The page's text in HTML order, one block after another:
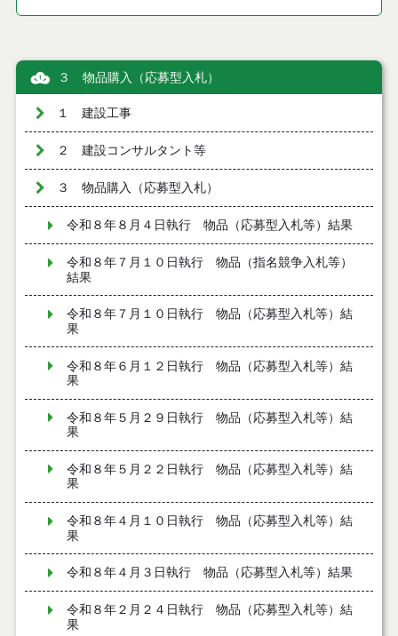
３ 物品購入（応募型入札）
１ 建設工事
２ 建設コンサルタント等
３ 物品購入（応募型入札）
令和８年８月４日執行 物品（応募型入札等）結果
令和８年７月１０日執行 物品（指名競争入札等）
結果
令和８年７月１０日執行 物品（応募型入札等）結
果
令和８年６月１２日執行 物品（応募型入札等）結
果
令和８年５月２９日執行 物品（応募型入札等）結
果
令和８年５月２２日執行 物品（応募型入札等）結
果
令和８年４月１０日執行 物品（応募型入札等）結
果
令和８年４月３日執行 物品（応募型入札等）結果
令和８年２月２４日執行 物品（応募型入札等）結
果